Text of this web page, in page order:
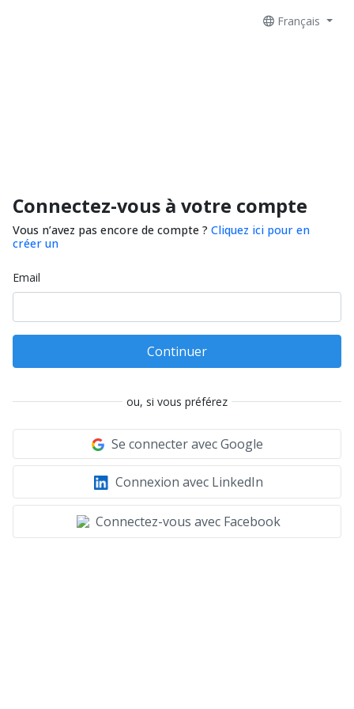
Français
Connectez-vous à votre compte
Vous n’avez pas encore de compte ? Cliquez ici pour en
créer un
Email
Continuer
ou, si vous préférez
Se connecter avec Google
Connexion avec LinkedIn
Connectez-vous avec Facebook